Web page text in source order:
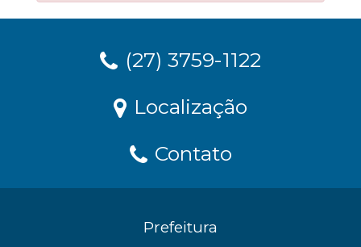
(27) 3759-1122
Localização
Contato
Prefeitura